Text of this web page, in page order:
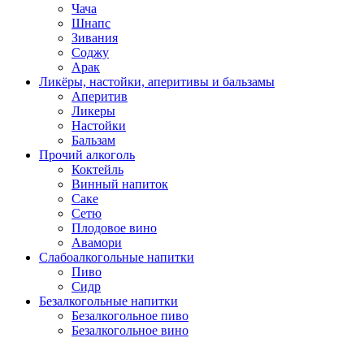
Чача
Шнапс
Зивания
Соджу
Арак
Ликёры, настойки, аперитивы и бальзамы
Аперитив
Ликеры
Настойки
Бальзам
Прочий алкоголь
Коктейль
Винный напиток
Саке
Сетю
Плодовое вино
Авамори
Слабоалкогольные напитки
Пиво
Сидр
Безалкогольные напитки
Безалкогольное пиво
Безалкогольное вино